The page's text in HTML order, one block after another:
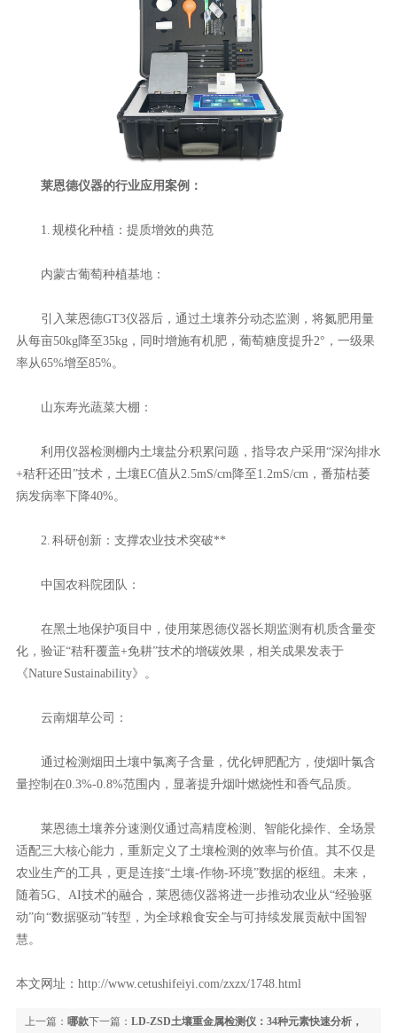
莱恩德仪器的行业应用案例：
1. 规模化种植：提质增效的典范
内蒙古葡萄种植基地：
引入莱恩德GT3仪器后，通过土壤养分动态监测，将氮肥用量
从每亩50kg降至35kg，同时增施有机肥，葡萄糖度提升2°，一级果
率从65%增至85%。
山东寿光蔬菜大棚：
利用仪器检测棚内土壤盐分积累问题，指导农户采用“深沟排水
+秸秆还田”技术，土壤EC值从2.5mS/cm降至1.2mS/cm，番茄枯萎
病发病率下降40%。
2. 科研创新：支撑农业技术突破**
中国农科院团队：
在黑土地保护项目中，使用莱恩德仪器长期监测有机质含量变
化，验证“秸秆覆盖+免耕”技术的增碳效果，相关成果发表于
《Nature Sustainability》。
云南烟草公司：
通过检测烟田土壤中氯离子含量，优化钾肥配方，使烟叶氯含
量控制在0.3%-0.8%范围内，显著提升烟叶燃烧性和香气品质。
莱恩德土壤养分速测仪通过高精度检测、智能化操作、全场景
适配三大核心能力，重新定义了土壤检测的效率与价值。其不仅是
农业生产的工具，更是连接“土壤-作物-环境”数据的枢纽。未来，
随着5G、AI技术的融合，莱恩德仪器将进一步推动农业从“经验驱
动”向“数据驱动”转型，为全球粮食安全与可持续发展贡献中国智
慧。
本文网址： http://www.cetushifeiyi.com/zxzx/1748.html
下一篇：LD-ZSD土壤重金属检测仪：34种元素快速分析，
上一篇： 哪款